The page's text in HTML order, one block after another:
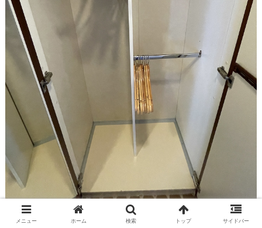
メニュー ホーム 検索 トップ サイドバー